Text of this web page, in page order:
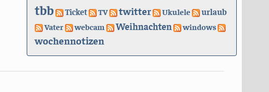
tbb Ticket TV twitter Ukulele urlaub
Vater webcam Weihnachten windows
wochennotizen